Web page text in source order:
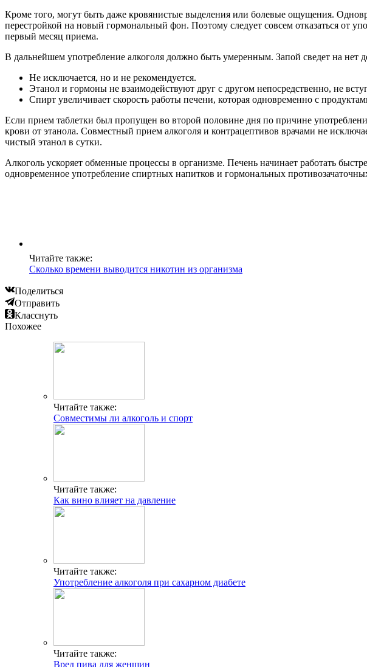
Кроме того, могут быть даже кровянистые выделения или болевые ощущения.
перестройкой на новый гормональный фон. Поэтому следует совсем отказаться от
первый месяц приема.
В дальнейшем употребление алкоголя должно быть умеренным. Запой сведет на нет
Не исключается, но и не рекомендуется.
Этанол и гормоны не взаимодействуют друг с другом непосредственно, не
Спирт увеличивает скорость работы печени, которая одновременно с
Если прием таблетки был пропущен во второй половине дня по причине
крови от этанола. Совместный прием алкоголя и контрацептивов врачами не
чистый этанол в сутки.
Алкоголь ускоряет обменные процессы в организме. Печень начинает работать
одновременное употребление спиртных напитков и гормональных
Читайте также:
Сколько времени выводится никотин из организма
Поделиться
Отправить
Класснуть
Похожее
Читайте также:
Совместимы ли алкоголь и спорт
Читайте также:
Как вино влияет на давление
Читайте также:
Употребление алкоголя при сахарном диабете
Читайте также:
Вред пива для женщин